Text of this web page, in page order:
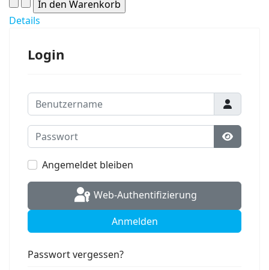
Details
Login
Benutzername
Passwort
Angemeldet bleiben
Web-Authentifizierung
Anmelden
Passwort vergessen?